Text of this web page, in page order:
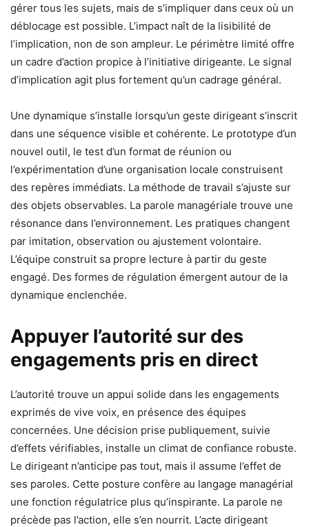
gérer tous les sujets, mais de s’impliquer dans ceux où un
déblocage est possible. L’impact naît de la lisibilité de
l’implication, non de son ampleur. Le périmètre limité offre
un cadre d’action propice à l’initiative dirigeante. Le signal
d’implication agit plus fortement qu’un cadrage général.
Une dynamique s’installe lorsqu’un geste dirigeant s’inscrit
dans une séquence visible et cohérente. Le prototype d’un
nouvel outil, le test d’un format de réunion ou
l’expérimentation d’une organisation locale construisent
des repères immédiats. La méthode de travail s’ajuste sur
des objets observables. La parole managériale trouve une
résonance dans l’environnement. Les pratiques changent
par imitation, observation ou ajustement volontaire.
L’équipe construit sa propre lecture à partir du geste
engagé. Des formes de régulation émergent autour de la
dynamique enclenchée.
Appuyer l’autorité sur des
engagements pris en direct
L’autorité trouve un appui solide dans les engagements
exprimés de vive voix, en présence des équipes
concernées. Une décision prise publiquement, suivie
d’effets vérifiables, installe un climat de confiance robuste.
Le dirigeant n’anticipe pas tout, mais il assume l’effet de
ses paroles. Cette posture confère au langage managérial
une fonction régulatrice plus qu’inspirante. La parole ne
précède pas l’action, elle s’en nourrit. L’acte dirigeant